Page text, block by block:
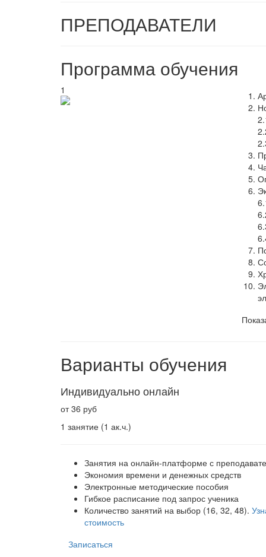
ПРЕПОДАВАТЕЛИ
Программа обучения
1
Варианты обучения
Индивидуально онлайн
от 36 руб
1 занятие (1 ак.ч.)
Занятия на онлайн-платформе с
Экономия времени и денежных средств
Электронные методические пособия
Гибкое расписание под запрос ученика
Количество занятий на выбор (16, 32, 48).
стоимость
Записаться